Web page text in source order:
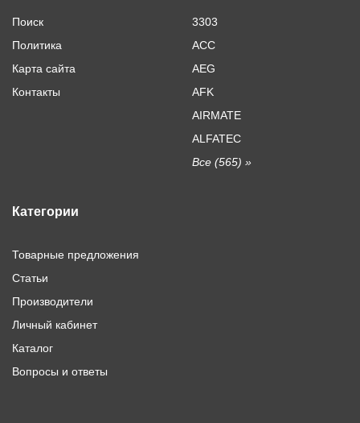
Поиск
Политика
Карта сайта
Контакты
3303
ACC
AEG
AFK
AIRMATE
ALFATEC
Все (565) »
Категории
Товарные предложения
Статьи
Производители
Личный кабинет
Каталог
Вопросы и ответы